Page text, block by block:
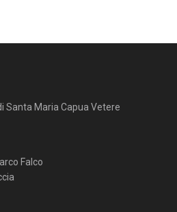
Santa Maria Capua Vetere
Falco